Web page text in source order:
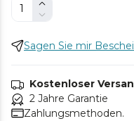
Sagen Sie mir
Kostenloser
2 Jahre Garantie
Zahlungsmethoden.